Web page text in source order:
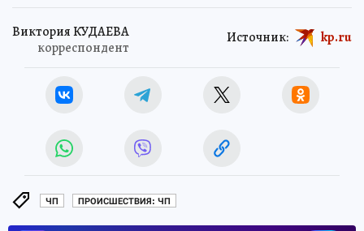
Виктория КУДАЕВА
корреспондент
Источник: kp.ru
ЧП ПРОИСШЕСТВИЯ: ЧП